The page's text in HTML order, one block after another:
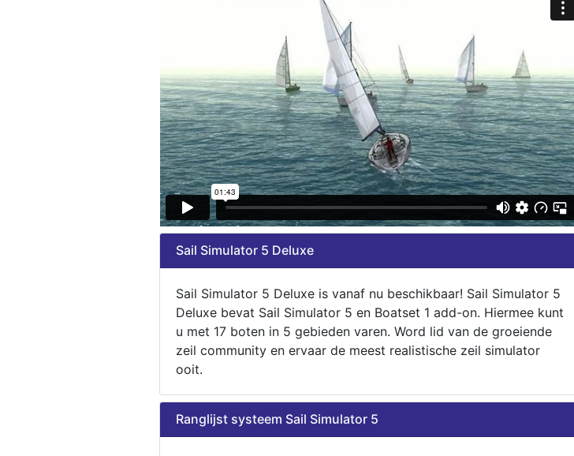
Sail Simulator 5 Deluxe
Sail Simulator 5 Deluxe is vanaf nu beschikbaar! Sail Simulator 5
Deluxe bevat Sail Simulator 5 en Boatset 1 add-on. Hiermee kunt
u met 17 boten in 5 gebieden varen. Word lid van de groeiende
zeil community en ervaar de meest realistische zeil simulator
ooit.
Ranglijst systeem Sail Simulator 5